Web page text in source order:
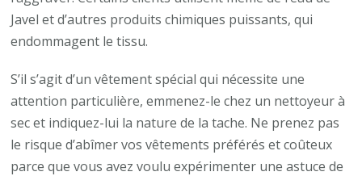
Javel et d’autres produits chimiques puissants, qui
endommagent le tissu.
S’il s’agit d’un vêtement spécial qui nécessite une
attention particulière, emmenez-le chez un nettoyeur à
sec et indiquez-lui la nature de la tache. Ne prenez pas
le risque d’abîmer vos vêtements préférés et coûteux
parce que vous avez voulu expérimenter une astuce de